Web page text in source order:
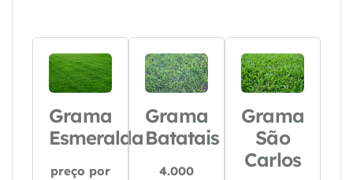
Grama
Esmeralda
preço por
Grama
Batatais
4.000
Grama
São
Carlos